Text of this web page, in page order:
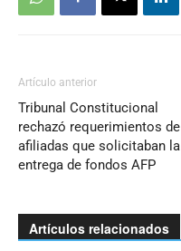
Artículo anterior
Tribunal Constitucional
rechazó requerimientos de
afiliadas que solicitaban la
entrega de fondos AFP
Artículos relacionados